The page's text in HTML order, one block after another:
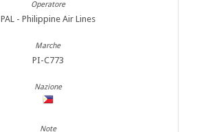
PAL - Philippine Air Lines
PI-C773